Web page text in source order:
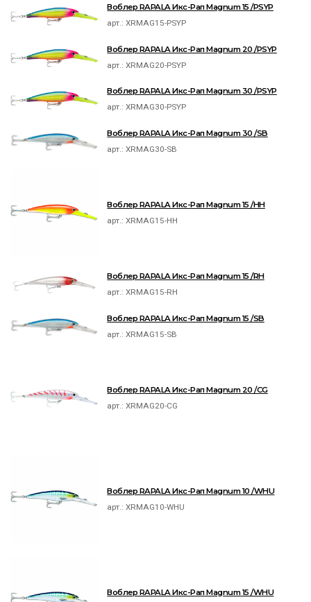
Воблер RAPALA Икс-Рап Magnum 15 /PSYP
арт.:XRMAG15-PSYP
Воблер RAPALA Икс-Рап Magnum 20 /PSYP
арт.:XRMAG20-PSYP
Воблер RAPALA Икс-Рап Magnum 30 /PSYP
арт.:XRMAG30-PSYP
Воблер RAPALA Икс-Рап Magnum 30 /SB
арт.:XRMAG30-SB
Воблер RAPALA Икс-Рап Magnum 15 /HH
арт.:XRMAG15-HH
Воблер RAPALA Икс-Рап Magnum 15 /RH
арт.:XRMAG15-RH
Воблер RAPALA Икс-Рап Magnum 15 /SB
арт.:XRMAG15-SB
Воблер RAPALA Икс-Рап Magnum 20 /CG
арт.:XRMAG20-CG
Воблер RAPALA Икс-Рап Magnum 10 /WHU
арт.:XRMAG10-WHU
Воблер RAPALA Икс-Рап Magnum 15 /WHU